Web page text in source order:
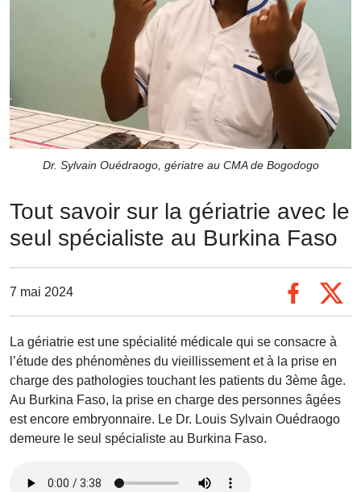
Dr. Sylvain Ouédraogo, gériatre au CMA de Bogodogo
Tout savoir sur la gériatrie avec le
seul spécialiste au Burkina Faso
7 mai 2024
La gériatrie est une spécialité médicale qui se consacre à
l’étude des phénomènes du vieillissement et à la prise en
charge des pathologies touchant les patients du 3ème âge.
Au Burkina Faso, la prise en charge des personnes âgées
est encore embryonnaire. Le Dr. Louis Sylvain Ouédraogo
demeure le seul spécialiste au Burkina Faso.